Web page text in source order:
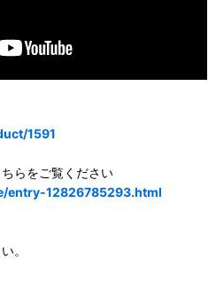
1591
らをご覧ください
entry-12826785293.html
。